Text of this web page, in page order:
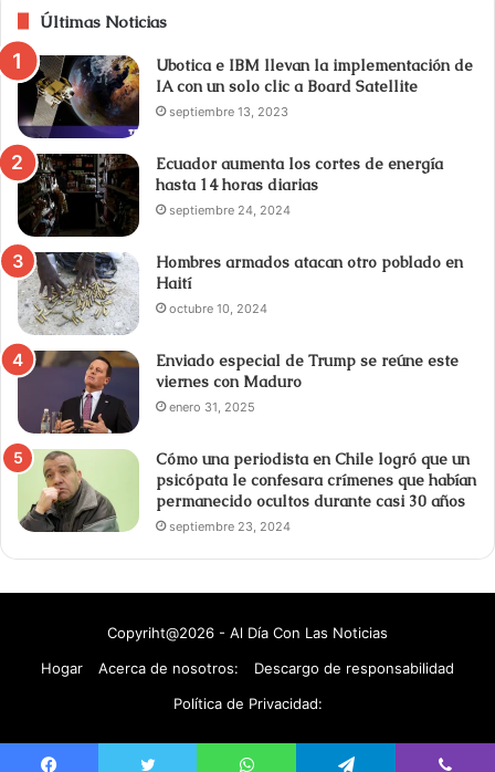
Últimas Noticias
Ubotica e IBM llevan la implementación de
IA con un solo clic a Board Satellite
septiembre 13, 2023
Ecuador aumenta los cortes de energía
hasta 14 horas diarias
septiembre 24, 2024
Hombres armados atacan otro poblado en
Haití
octubre 10, 2024
Enviado especial de Trump se reúne este
viernes con Maduro
enero 31, 2025
Cómo una periodista en Chile logró que un
psicópata le confesara crímenes que habían
permanecido ocultos durante casi 30 años
septiembre 23, 2024
Copyriht@2026 - Al Día Con Las Noticias
Hogar
Acerca de nosotros:
Descargo de responsabilidad
Política de Privacidad: